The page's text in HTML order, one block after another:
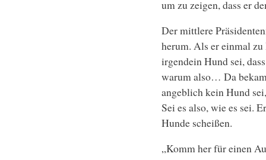
um zu zeigen, dass er
Der mittlere
herum. Als er einmal zu
irgendein Hund sei,
warum also… Da
angeblich kein Hund
Sei es also, wie es sei.
Hunde scheißen.
„Komm her für einen